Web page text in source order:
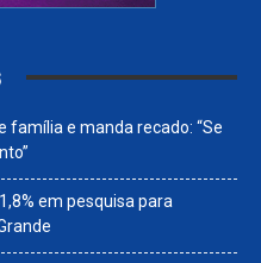
e manda recado: “Se
em pesquisa para